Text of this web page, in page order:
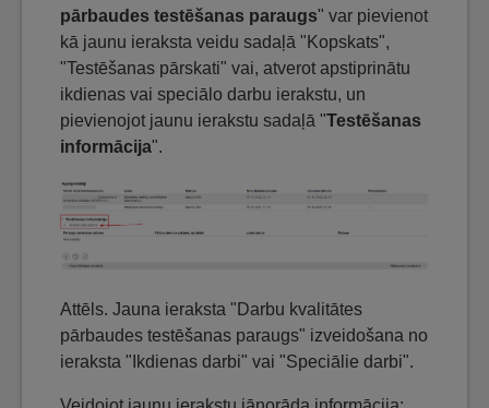
pārbaudes testēšanas paraugs" var pievienot
kā jaunu ieraksta veidu sadaļā "Kopskats",
"Testēšanas pārskati" vai, atverot apstiprinātu
ikdienas vai speciālo darbu ierakstu, un
pievienojot jaunu ierakstu sadaļā "Testēšanas
informācija".
Attēls. Jauna ieraksta "Darbu kvalitātes
pārbaudes testēšanas paraugs" izveidošana no
ieraksta "Ikdienas darbi" vai "Speciālie darbi".